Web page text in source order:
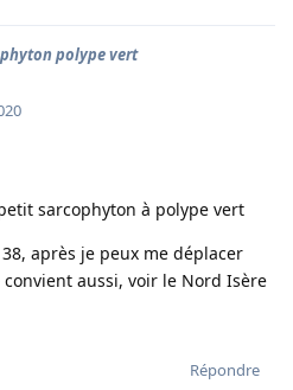
polype vert
sarcophyton à polype vert
après je peux me déplacer
convient aussi, voir le Nord Isère
Répondre